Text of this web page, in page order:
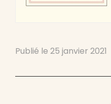
Publié le 25 janvier 2021